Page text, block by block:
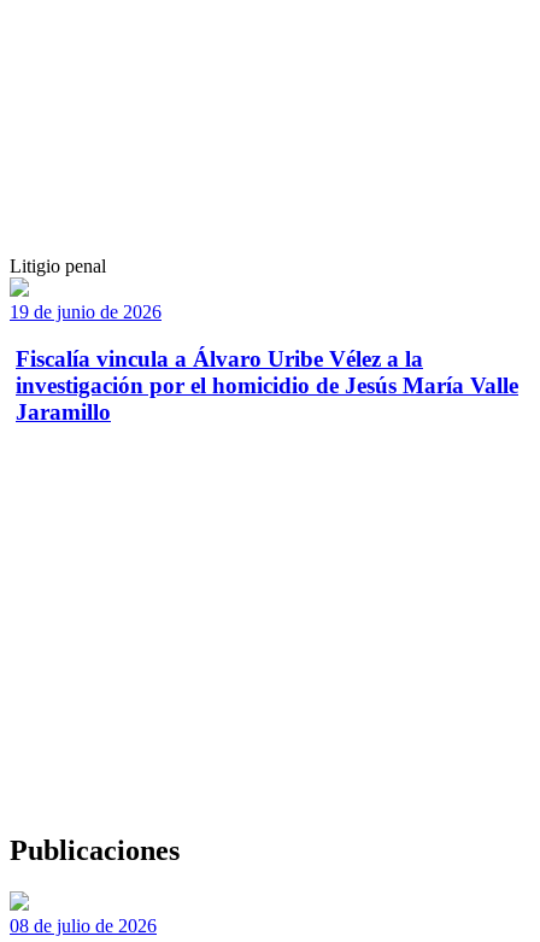
Litigio penal
19 de junio de 2026
Fiscalía vincula a Álvaro Uribe Vélez a la
investigación por el homicidio de Jesús María Valle
Jaramillo
Publicaciones
08 de julio de 2026